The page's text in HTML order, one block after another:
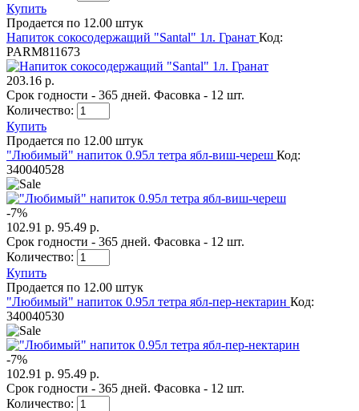
Купить
Продается по 12.00 штук
Напиток сокосодержащий "Santal" 1л. Гранат Код:
PARM811673
203.16 р.
Срок годности - 365 дней. Фасовка - 12 шт.
Количество:
Купить
Продается по 12.00 штук
"Любимый" напиток 0.95л тетра ябл-виш-череш Код:
340040528
-7%
102.91 р. 95.49 р.
Срок годности - 365 дней. Фасовка - 12 шт.
Количество:
Купить
Продается по 12.00 штук
"Любимый" напиток 0.95л тетра ябл-пер-нектарин Код:
340040530
-7%
102.91 р. 95.49 р.
Срок годности - 365 дней. Фасовка - 12 шт.
Количество: